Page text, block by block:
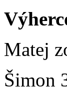
Matej
Šimon